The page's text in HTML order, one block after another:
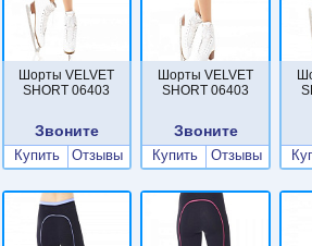
Шорты VELVET
SHORT 06403
Звоните
Купить Отзывы
Шорты VELVET
SHORT 06403
Звоните
Купить Отзывы